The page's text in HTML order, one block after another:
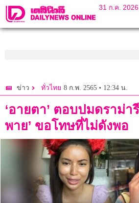
31 ก.ค. 2026
ข่าว ทั่วไทย 8 ก.พ. 2565 • 12:34 น.
‘อายตา’ ตอบปมดราม่า
พาย’ ขอโทษที่ไม่ดังพอ